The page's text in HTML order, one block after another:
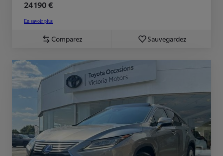
24 190 €
En savoir plus
Comparez Sauvegardez